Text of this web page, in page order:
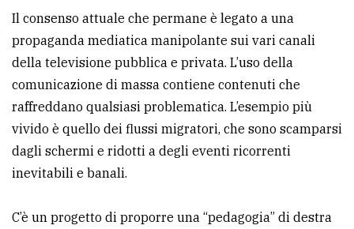
Il consenso attuale che permane è legato a una
propaganda mediatica manipolante sui vari canali
della televisione pubblica e privata. L’uso della
comunicazione di massa contiene contenuti che
raffreddano qualsiasi problematica. L’esempio più
vivido è quello dei flussi migratori, che sono scamparsi
dagli schermi e ridotti a degli eventi ricorrenti
inevitabili e banali.
C’è un progetto di proporre una “pedagogia” di destra